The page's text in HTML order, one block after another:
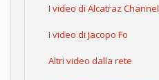
I video di Alcatraz Channel
I video di Jacopo Fo
Altri video dalla rete